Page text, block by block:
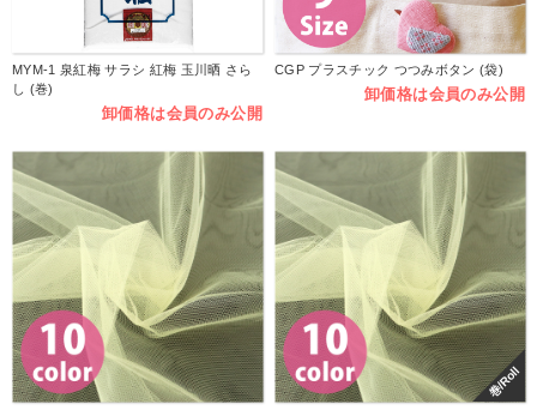
MYM-1 泉紅梅 サラシ 紅梅 玉川晒 さら
し (巻)
卸価格は会員のみ公開
CGP プラスチック つつみボタン (袋)
卸価格は会員のみ公開
巻/Roll